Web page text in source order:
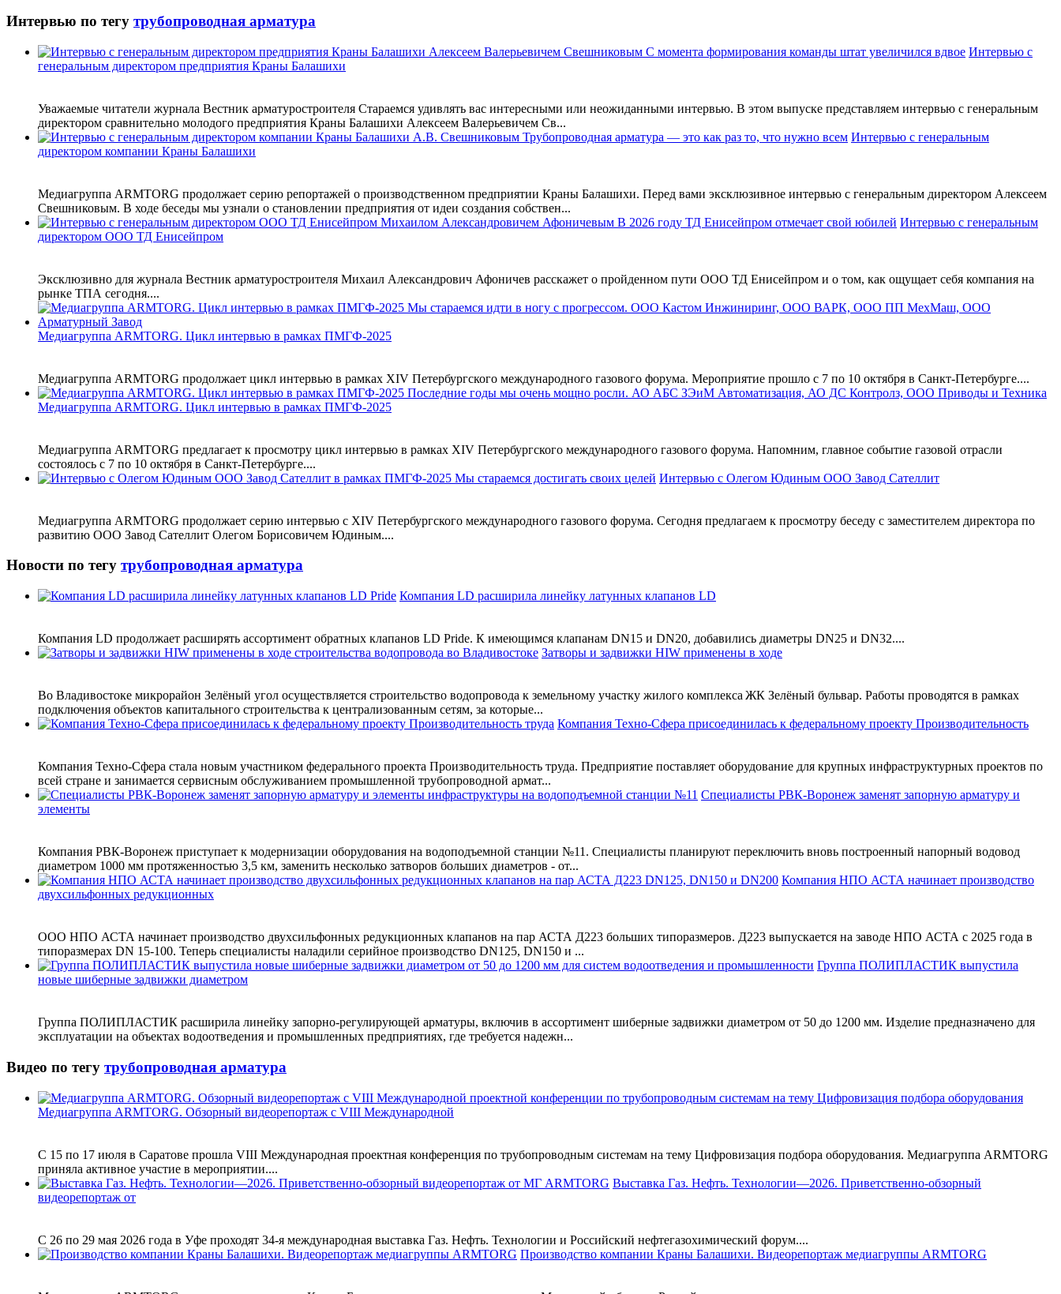
Интервью по тегу трубопроводная арматура
Интервью с
генеральным директором предприятия Краны Балашихи
Уважаемые читатели журнала Вестник арматуростроителя Стараемся удивлять вас интересными или неожиданными интервью. В этом выпуске представляем интервью с генеральным
директором сравнительно молодого предприятия Краны Балашихи Алексеем Валерьевичем Св...
Интервью с генеральным
директором компании Краны Балашихи
Медиагруппа ARMTORG продолжает серию репортажей о производственном предприятии Краны Балашихи. Перед вами эксклюзивное интервью с генеральным директором Алексеем
Свешниковым. В ходе беседы мы узнали о становлении предприятия от идеи создания собствен...
Интервью с генеральным
директором ООО ТД Енисейпром
Эксклюзивно для журнала Вестник арматуростроителя Михаил Александрович Афоничев расскажет о пройденном пути ООО ТД Енисейпром и о том, как ощущает себя компания на
рынке ТПА сегодня....
Медиагруппа ARMTORG. Цикл интервью в рамках ПМГФ-2025
Медиагруппа ARMTORG продолжает цикл интервью в рамках XIV Петербургского международного газового форума. Мероприятие прошло с 7 по 10 октября в Санкт-Петербурге....
Медиагруппа ARMTORG. Цикл интервью в рамках ПМГФ-2025
Медиагруппа ARMTORG предлагает к просмотру цикл интервью в рамках XIV Петербургского международного газового форума. Напомним, главное событие газовой отрасли
состоялось с 7 по 10 октября в Санкт-Петербурге....
Интервью с Олегом Юдиным ООО Завод Сателлит
Медиагруппа ARMTORG продолжает серию интервью с XIV Петербургского международного газового форума. Сегодня предлагаем к просмотру беседу с заместителем директора по
развитию ООО Завод Сателлит Олегом Борисовичем Юдиным....
Новости по тегу трубопроводная арматура
Компания LD расширила линейку латунных клапанов LD
Компания LD продолжает расширять ассортимент обратных клапанов LD Pride. К имеющимся клапанам DN15 и DN20, добавились диаметры DN25 и DN32....
Затворы и задвижки HIW применены в ходе
Во Владивостоке микрорайон Зелёный угол осуществляется строительство водопровода к земельному участку жилого комплекса ЖК Зелёный бульвар. Работы проводятся в рамках
подключения объектов капитального строительства к централизованным сетям, за которые...
Компания Техно-Сфера присоединилась к федеральному проекту Производительность
Компания Техно-Сфера стала новым участником федерального проекта Производительность труда. Предприятие поставляет оборудование для крупных инфраструктурных проектов по
всей стране и занимается сервисным обслуживанием промышленной трубопроводной армат...
Специалисты РВК-Воронеж заменят запорную арматуру и
элементы
Компания РВК-Воронеж приступает к модернизации оборудования на водоподъемной станции №11. Специалисты планируют переключить вновь построенный напорный водовод
диаметром 1000 мм протяженностью 3,5 км, заменить несколько затворов больших диаметров - от...
Компания НПО АСТА начинает производство
двухсильфонных редукционных
ООО НПО АСТА начинает производство двухсильфонных редукционных клапанов на пар АСТА Д223 больших типоразмеров. Д223 выпускается на заводе НПО АСТА с 2025 года в
типоразмерах DN 15-100. Теперь специалисты наладили серийное производство DN125, DN150 и ...
Группа ПОЛИПЛАСТИК выпустила
новые шиберные задвижки диаметром
Группа ПОЛИПЛАСТИК расширила линейку запорно-регулирующей арматуры, включив в ассортимент шиберные задвижки диаметром от 50 до 1200 мм. Изделие предназначено для
эксплуатации на объектах водоотведения и промышленных предприятиях, где требуется надежн...
Видео по тегу трубопроводная арматура
Медиагруппа ARMTORG. Обзорный видеорепортаж с VIII Международной
С 15 по 17 июля в Саратове прошла VIII Международная проектная конференция по трубопроводным системам на тему Цифровизация подбора оборудования. Медиагруппа ARMTORG
приняла активное участие в мероприятии....
Выставка Газ. Нефть. Технологии—2026. Приветственно-обзорный
видеорепортаж от
С 26 по 29 мая 2026 года в Уфе проходят 34-я международная выставка Газ. Нефть. Технологии и Российский нефтегазохимический форум....
Производство компании Краны Балашихи. Видеорепортаж медиагруппы ARMTORG